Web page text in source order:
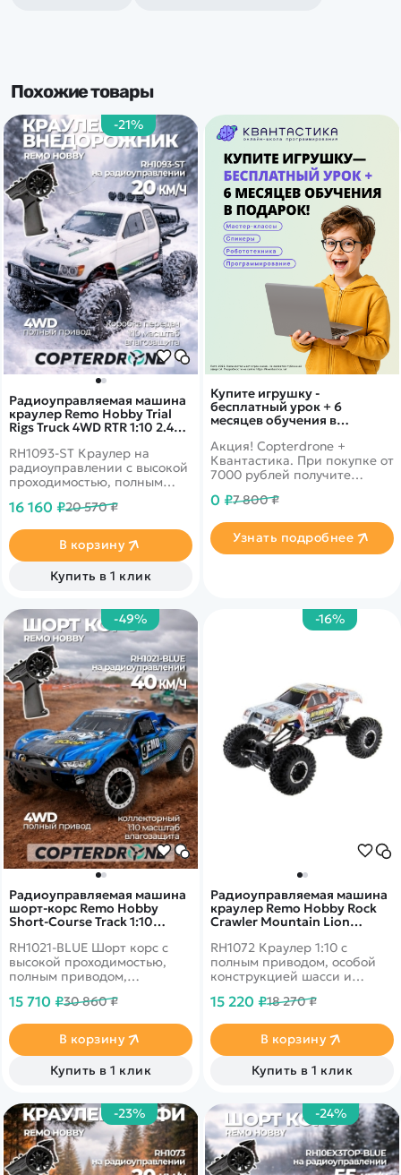
Похожие товары
Купите игрушку -
бесплатный урок + 6
месяцев обучения в
Акция! Copterdrone +
Квантастика. При покупке от
7000 рублей получите
нашего партнера
0 ₽7 800 ₽
Узнать подробнее
-21%
Радиоуправляемая машина
краулер Remo Hobby Trial
Rigs Truck 4WD RTR 1:10 2.4G -
RH1093-ST Краулер на
радиоуправлении с высокой
проходимостью, полным
действия пульта ДУ 200 м.
16 160 ₽20 570 ₽
В корзину
Купить в 1 клик
-49%
Радиоуправляемая машина
шорт-корс Remo Hobby
Short-Course Track 1:10
BLUE
RH1021-BLUE Шорт корс с
высокой проходимостью,
полным приводом,
влагозащитой электроники
15 710 ₽30 860 ₽
В корзину
Купить в 1 клик
-16%
Радиоуправляемая машина
краулер Remo Hobby Rock
Crawler Mountain Lion
RH1072
RH1072 Краулер 1:10 с
полным приводом, особой
конструкцией шасси и
амортизаторами. Скорость
15 220 ₽18 270 ₽
В корзину
Купить в 1 клик
-23% -24%